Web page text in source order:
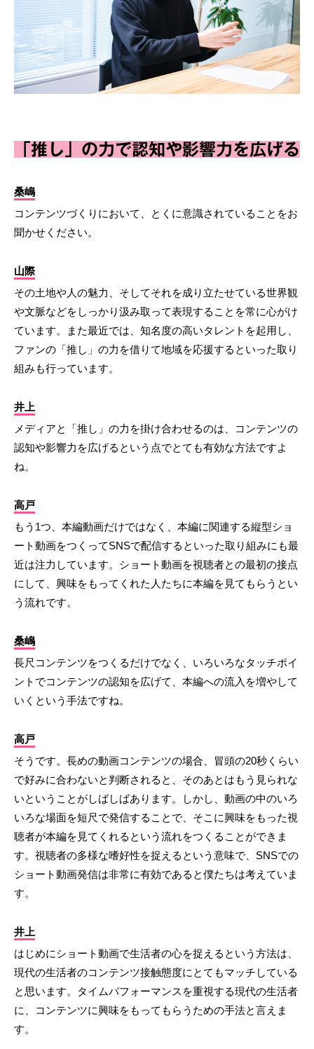
「推し」の力で認知や影響力を広げる
桑嶋
コンテンツづくりにおいて、とくに意識されていることをお
聞かせください。
山際
その土地や人の魅力、そしてそれを成り立たせている世界観
や文脈などをしっかり汲み取って表現することを常に心がけ
ています。また最近では、知名度の高いタレントを起用し、
ファンの「推し」の力を借りて地域を応援するといった取り
組みも行っています。
井上
メディアと「推し」の力を掛け合わせるのは、コンテンツの
認知や影響力を広げるという点でとても有効な方法ですよ
ね。
高戸
もう1つ、本編動画だけではなく、本編に関連する縦型ショ
ート動画をつくってSNSで配信するといった取り組みにも最
近は注力しています。ショート動画を視聴者との最初の接点
にして、興味をもってくれた人たちに本編を見てもらうとい
う流れです。
桑嶋
長尺コンテンツをつくるだけでなく、いろいろなタッチポイ
ントでコンテンツの認知を広げて、本編への流入を増やして
いくという手法ですね。
高戸
そうです。長めの動画コンテンツの場合、冒頭の20秒くらい
で好みに合わないと判断されると、そのあとはもう見られな
いということがしばしばあります。しかし、動画の中のいろ
いろな場面を短尺で発信することで、そこに興味をもった視
聴者が本編を見てくれるという流れをつくることができま
す。視聴者の多様な嗜好性を捉えるという意味で、SNSでの
ショート動画発信は非常に有効であると僕たちは考えていま
す。
井上
はじめにショート動画で生活者の心を捉えるという方法は、
現代の生活者のコンテンツ接触態度にとてもマッチしている
と思います。タイムパフォーマンスを重視する現代の生活者
に、コンテンツに興味をもってもらうための手法と言えま
す。